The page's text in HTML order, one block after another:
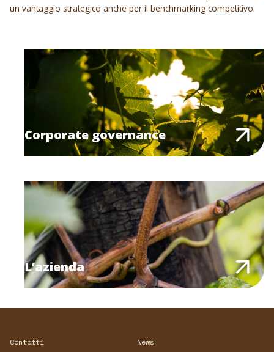
un vantaggio strategico anche per il benchmarking competitivo.
Corporate governance
L’azienda
Contatti News